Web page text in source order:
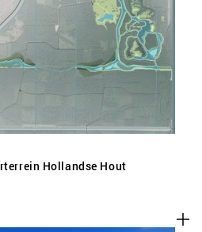
Hollandse Hout